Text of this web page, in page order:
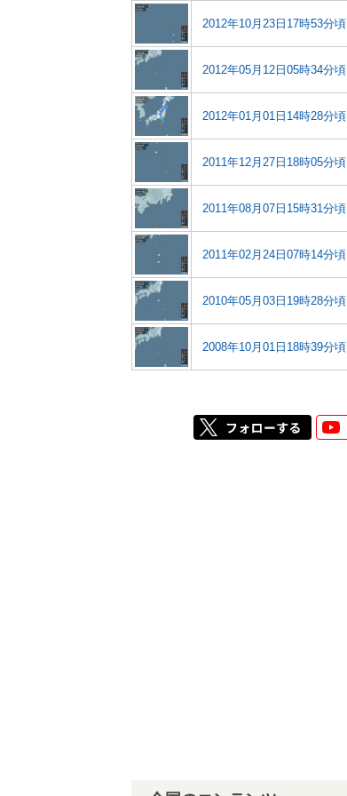
2012年10月23日17時53分頃
2012年05月12日05時34分頃
2012年01月01日14時28分頃
2011年12月27日18時05分頃
2011年08月07日15時31分頃
2011年02月24日07時14分頃
2010年05月03日19時28分頃
2008年10月01日18時39分頃